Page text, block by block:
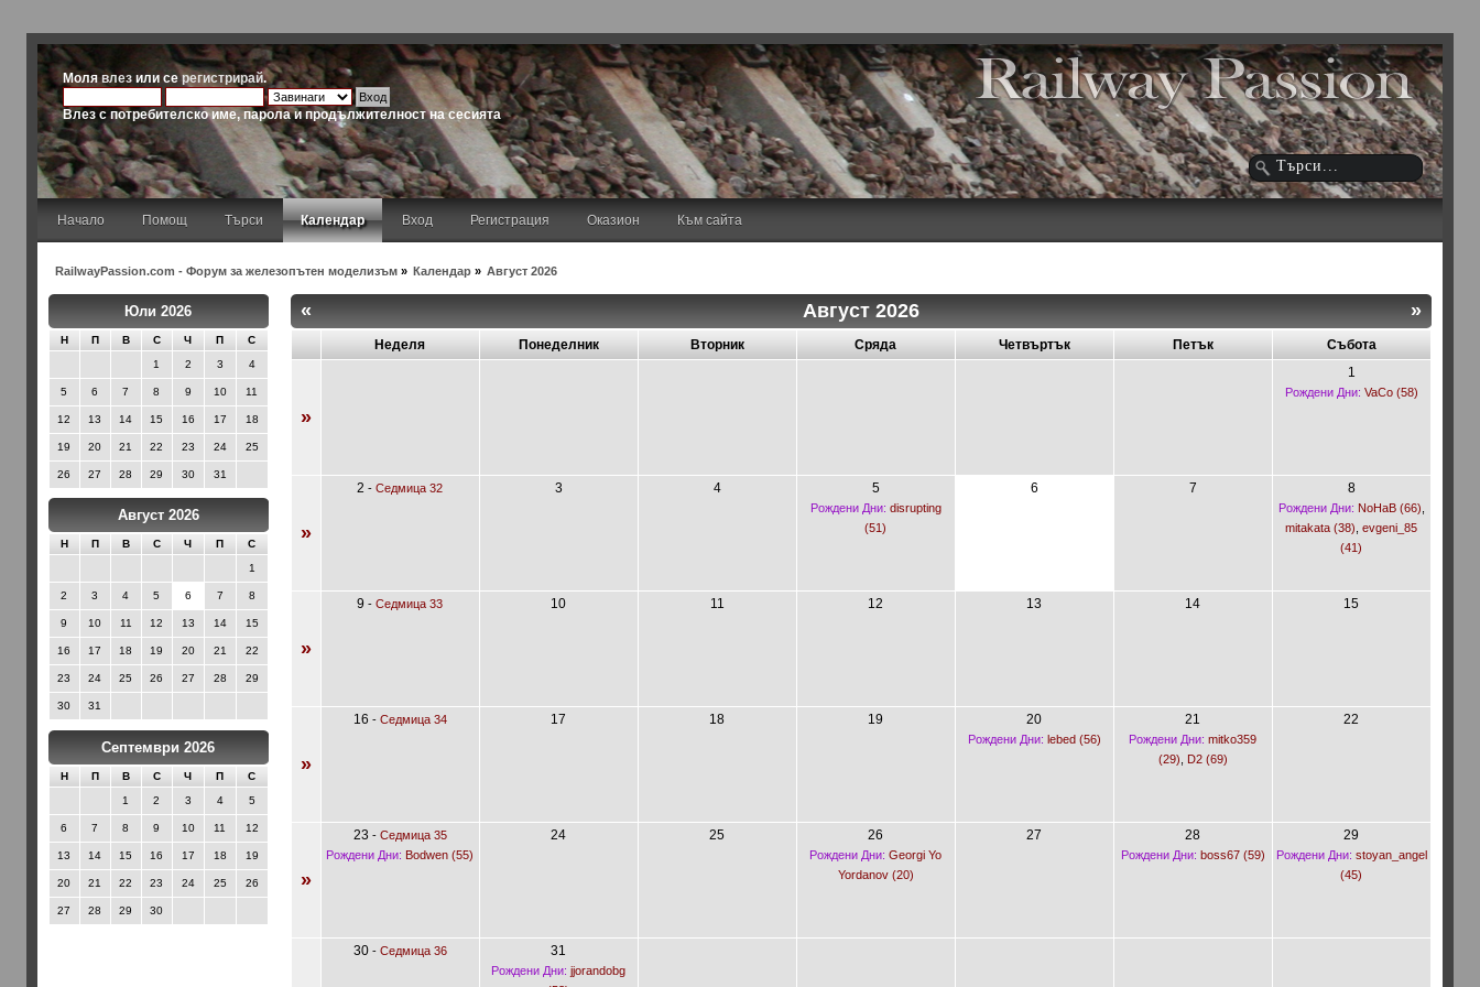
Молявлез или серегистрирай.
Влез с потребителско име, парола и продължителност на сесията
Начало Помощ Търси Календар Вход Регистрация Оказион Към сайта
RailwayPassion.com - Форум за железопътен моделизъм» Календар » Август 2026
Юли 2026
Н П В С Ч П
С
1
2 3 4
5 6 7 8 9 10 11
12 13 14 15 16 17 18
19 20 21 22 23 24 25
26 27 28 29 30 31
Август 2026
Н П В С Ч П
С
1
2 3 4 5 6 7 8
9 10 11 12 13 14 15
16 17 18 19 20 21 22
23 24 25 26 27 28 29
30 31
Септември 2026
Н П В С Ч П
С
1
2 3 4 5
6 7 8 9 10 11 12
13 14 15 16 17 18 19
20 21 22 23 24 25 26
27 28 29 30
« »
Август 2026
Неделя Понеделник Вторник Сряда Четвъртък Петък Събота
»
1
Рождени Дни: VaCo (58)
»
2 -Седмица 32 3 4 5
Рождени Дни: disrupting
(51)
6 7 8
Рождени Дни: NoHaB (66)
mitakata (38) ,evgeni_85
(41)
»
9 -Седмица 33 10 11 12 13 14 15
»
16 - Седмица 34 17 18 19 20
Рождени Дни: lebed (56)
21
Рождени Дни: mitko359
(29)
D2 (69)
22
»
23 - Седмица 35
Рождени Дни: Bodwen (55)
24 25 26
Рождени Дни: Georgi Yo
Yordanov (20)
27 28
Рождени Дни: boss67 (59)
29
Рождени Дни: stoyan_angel
(45)
30- Седмица 36 31
Рождени Дни: jjorandobg